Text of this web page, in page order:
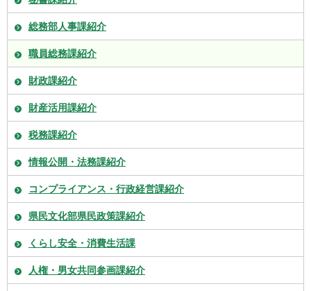
総務部人事課紹介
職員総務課紹介
財政課紹介
財産活用課紹介
税務課紹介
情報公開・法務課紹介
コンプライアンス・行政経営課紹介
県民文化部県民政策課紹介
くらし安全・消費生活課
人権・男女共同参画課紹介